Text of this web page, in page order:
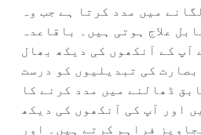
میں مدد کرتا ہے جب وہ
علاج ہوتی ہیں۔ باقاعدہ
آپ کے آنکھوں کی دیکھ بھال
کی تبدیلیوں کو درست
ڈھالنے میں مدد کرنے کا
اور آپ کی آنکھوں کی دیکھ
فراہم کرتے ہیں۔ اور